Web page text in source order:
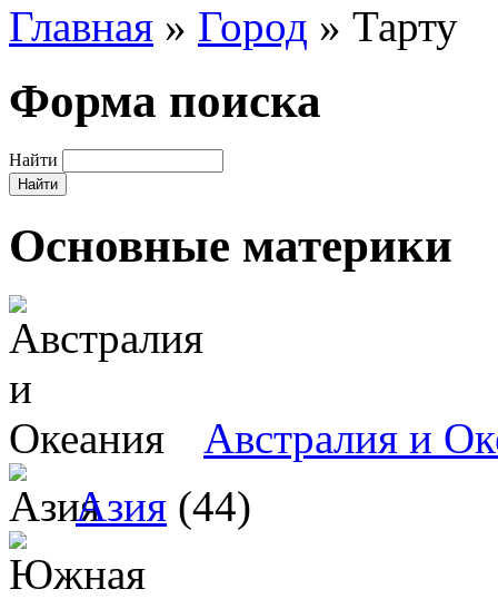
Главная » Город » Тарту
Форма поиска
Найти
Основные материки
Австралия и
Азия (44)